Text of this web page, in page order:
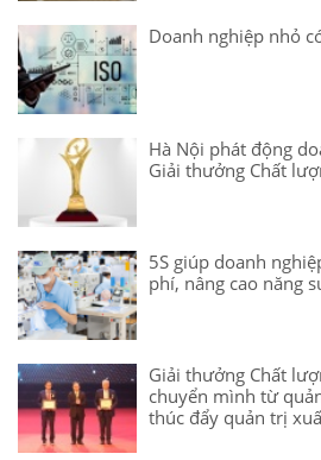
Doanh nghiệp nhỏ
Hà Nội phát động
Giải thưởng Chất
5S giúp doanh
phí, nâng cao năng
Giải thưởng Chất
chuyển mình từ
thúc đẩy quản trị